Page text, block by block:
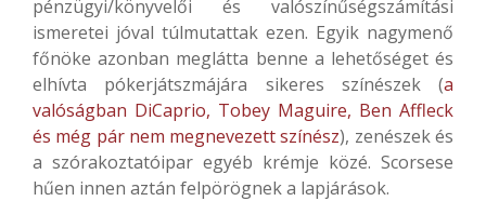
pénzügyi/könyvelői és valószínűségszámítási
ismeretei jóval túlmutattak ezen. Egyik nagymenő
főnöke azonban meglátta benne a lehetőséget és
elhívta pókerjátszmájára sikeres színészek (a
valóságban DiCaprio, Tobey Maguire, Ben Affleck
és még pár nem megnevezett színész), zenészek és
a szórakoztatóipar egyéb krémje közé. Scorsese
hűen innen aztán felpörögnek a lapjárások.